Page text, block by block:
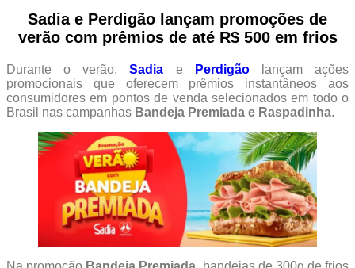
Sadia e Perdigão lançam promoções de
verão com prêmios de até R$ 500 em frios
Durante o verão,Sadia e Perdigãolançam ações
promocionais que oferecem prêmios instantâneos aos
consumidores em pontos de venda selecionados em todo o
Brasil nas campanhas Bandeja Premiada e Raspadinha.